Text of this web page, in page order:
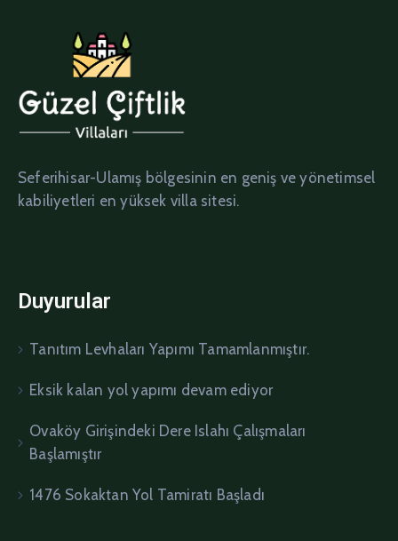
Seferihisar-Ulamış bölgesinin en geniş ve yönetimsel
kabiliyetleri en yüksek villa sitesi.
Duyurular
Tanıtım Levhaları Yapımı Tamamlanmıştır.
Eksik kalan yol yapımı devam ediyor
Ovaköy Girişindeki Dere Islahı Çalışmaları
Başlamıştır
1476 Sokaktan Yol Tamiratı Başladı